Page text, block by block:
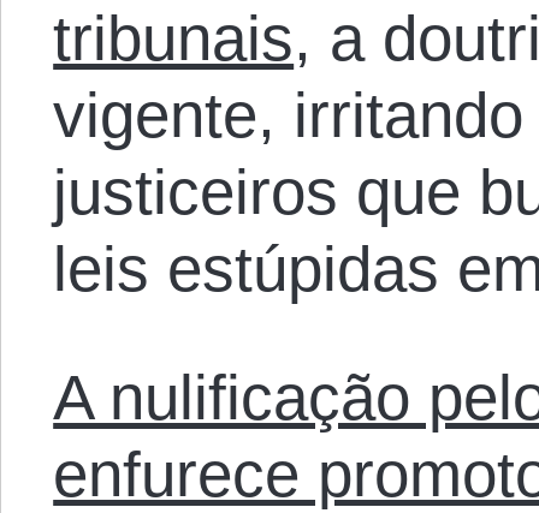
tribunais, a
vigente,
justiceiros que
leis estúpidas
A nulificação
enfurece